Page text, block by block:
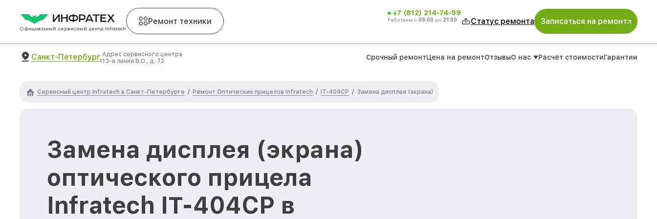
Официальный сервисный центр Infratech
Ремонт техники
+7 (812) 214-74-99
Работаем с 09:00 до 21:00 Статус ремонта Записаться на ремонт
Санкт-Петербург,Адрес сервисного центра
13-я линия В.О., д. 72
Срочный ремонтЦена на ремонтОтзывыО нас Расчёт стоимостиГарантии
Сервисный центр Infratech в Санкт-Петербурге / Ремонт Оптических прицелов Infratech / IT-404CP / Замена дисплея (экрана)
Замена дисплея (экрана)
оптического прицела
Infratech IT-404CP в